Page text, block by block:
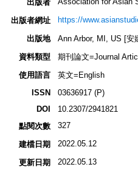
出版者
出版者網址 https://
出版地
Ann Arbor, MI, US [安
資料類型
期刊論文=Journal
使用語言
英文=English
ISSN
03636917 (P)
DOI
10.2307/2941821
點閱次數
327
建檔日期 2022.05.12
更新日期 2022.05.13